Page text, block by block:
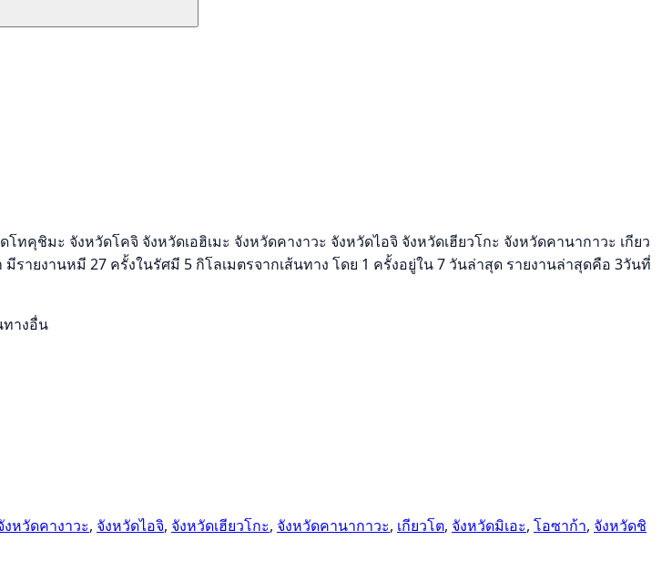
ทคุชิมะ จังหวัดโคจิ จังหวัดเอฮิเมะ จังหวัดคางาวะ จังหวัดไอจิ จังหวัดเฮียวโกะ จังหวัดคานากาวะ เกียว
ายงานหมี 27 ครั้งในรัศมี 5 กิโลเมตรจากเส้นทาง โดย 1 ครั้งอยู่ใน 7 วันล่าสุด รายงานล่าสุดคือ 3วันที่
ทางอื่น
งหวัดคางาวะ, จังหวัดไอจิ, จังหวัดเฮียวโกะ, จังหวัดคานากาวะ, เกียวโต, จังหวัดมิเอะ, โอซาก้า, จังหวัดชิ